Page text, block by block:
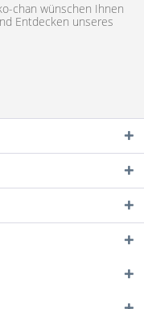
chan wünschen Ihnen
Entdecken unseres